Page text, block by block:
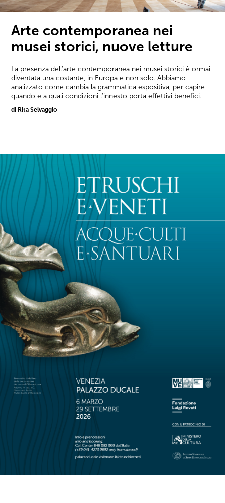
Arte contemporanea nei
musei storici, nuove letture
La presenza dell'arte contemporanea nei musei storici è ormai
diventata una costante, in Europa e non solo. Abbiamo
analizzato come cambia la grammatica espositiva, per capire
quando e a quali condizioni l'innesto porta effettivi benefici.
di Rita Selvaggio